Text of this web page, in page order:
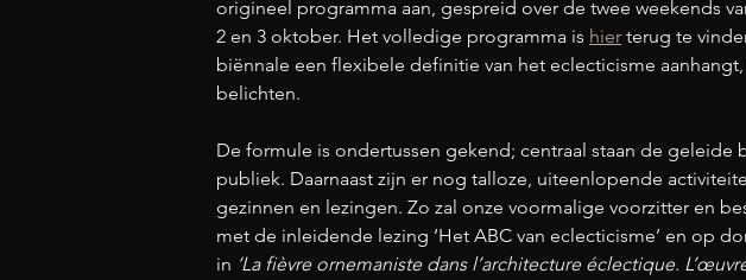
origineel programma aan, gespreid over de twee weekends
2 en 3 oktober. Het volledige programma is hier terug te
biënnale een flexibele definitie van het eclecticisme
belichten.
De formule is ondertussen gekend; centraal staan de
publiek. Daarnaast zijn er nog talloze, uiteenlopende
gezinnen en lezingen. Zo zal onze voormalige voorzitter en
met de inleidende lezing ‘Het ABC van eclecticisme’ en op
in ‘La fièvre ornemaniste dans l’architecture éclectique.